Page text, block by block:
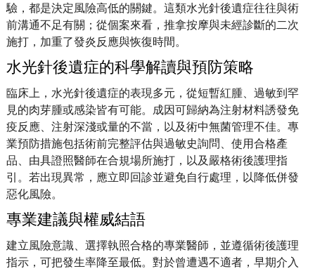
驗，都是決定風險高低的關鍵。這類水光針後遺症往往與術
前溝通不足有關；從個案來看，推拿按摩與未經診斷的二次
施打，加重了發炎反應與恢復時間。
水光針後遺症的科學解讀與預防策略
臨床上，水光針後遺症的表現多元，從短暫紅腫、過敏到罕
見的肉芽腫或感染皆有可能。成因可歸納為注射材料誘發免
疫反應、注射深淺或量的不當，以及術中無菌管理不佳。專
業預防措施包括術前完整評估與過敏史詢問、使用合格產
品、由具證照醫師在合規場所施打，以及嚴格術後護理指
引。若出現異常，應立即回診並避免自行處理，以降低併發
惡化風險。
專業建議與權威結語
建立風險意識、選擇執照合格的專業醫師，並遵循術後護理
指示，可把發生率降至最低。對於曾遭遇不適者，早期介入